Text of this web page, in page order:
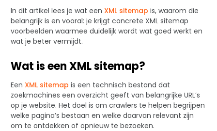
In dit artikel lees je wat een XML sitemap is, waarom die
belangrijk is en vooral: je krijgt concrete XML sitemap
voorbeelden waarmee duidelijk wordt wat goed werkt en
wat je beter vermijdt.
Wat is een XML sitemap?
Een XML sitemap is een technisch bestand dat
zoekmachines een overzicht geeft van belangrijke URL’s
op je website. Het doel is om crawlers te helpen begrijpen
welke pagina’s bestaan en welke daarvan relevant zijn
om te ontdekken of opnieuw te bezoeken.